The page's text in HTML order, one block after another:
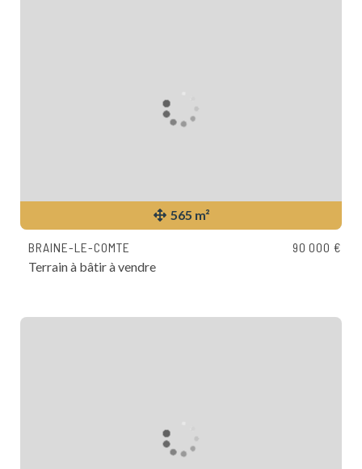
565 m²
BRAINE-LE-COMTE
Terrain à bâtir à vendre
90 000 €